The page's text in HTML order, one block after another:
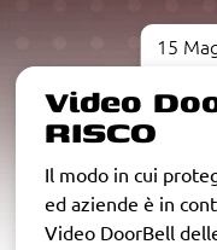
15
Video
RISCO
Il modo in cui
ed aziende è in
Video DoorBell